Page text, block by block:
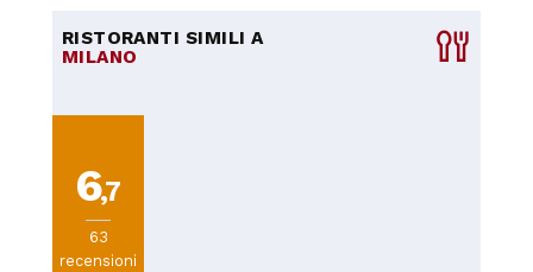
RISTORANTI SIMILI A
MILANO
6,7
63
recensioni